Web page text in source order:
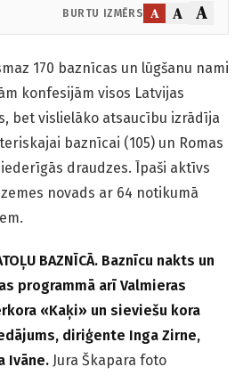
BURTU IZMĒRS A A A
170 baznīcas un lūgšanu nami
konfesijām visos Latvijas
bet vislielāko atsaucību izrādīja
baznīcai (105) un Romas
draudzes. Īpaši aktīvs
novads ar 64 notikumā
BAZNĪCĀ. Baznīcu nakts un
programmā arī Valmieras
«Kaķi» un sieviešu kora
diriģente Inga Zirne,
Ivāne. Jura Škapara foto